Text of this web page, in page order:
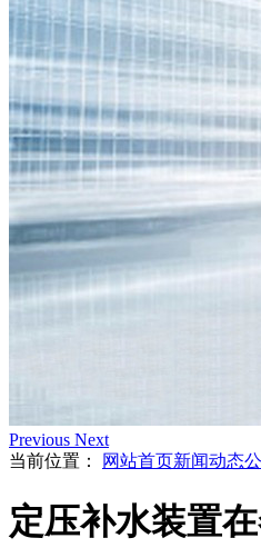
Previous Next
当前位置：
网站首页新闻动态
定压补水装置